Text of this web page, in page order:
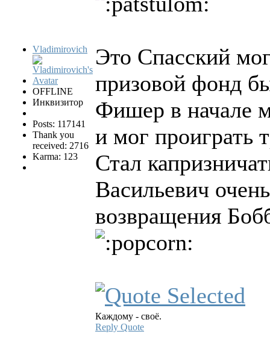
Vladimirovich
OFFLINE
Инквизитор
Posts: 117141
Thank you
received: 2716
Karma: 123
Это Спасский
призовой фонд
Фишер в начале
и мог проиграть
Стал
Васильевич
возвращения
Каждому - своё.
Reply Quote